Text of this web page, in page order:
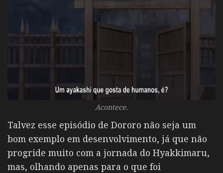
Acontece.
Talvez esse episódio de Dororo não seja um
bom exemplo em desenvolvimento, já que não
progride muito com a jornada do Hyakkimaru,
mas, olhando apenas para o que foi